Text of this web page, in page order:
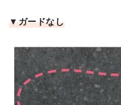
▼ガードなし